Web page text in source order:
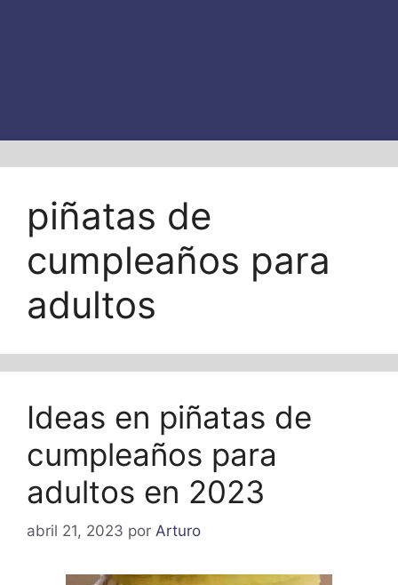
piñatas de
cumpleaños para
adultos
Ideas en piñatas de
cumpleaños para
adultos en 2023
abril 21, 2023 por Arturo